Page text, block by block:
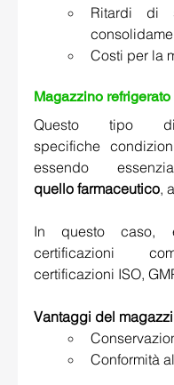
Ritardi di
Costi per la
Magazzino
Questo tipo di
specifiche
quello farmaceutico,
In questo caso,
certificazioni
certificazioni ISO,
Vantaggi del
Conformità